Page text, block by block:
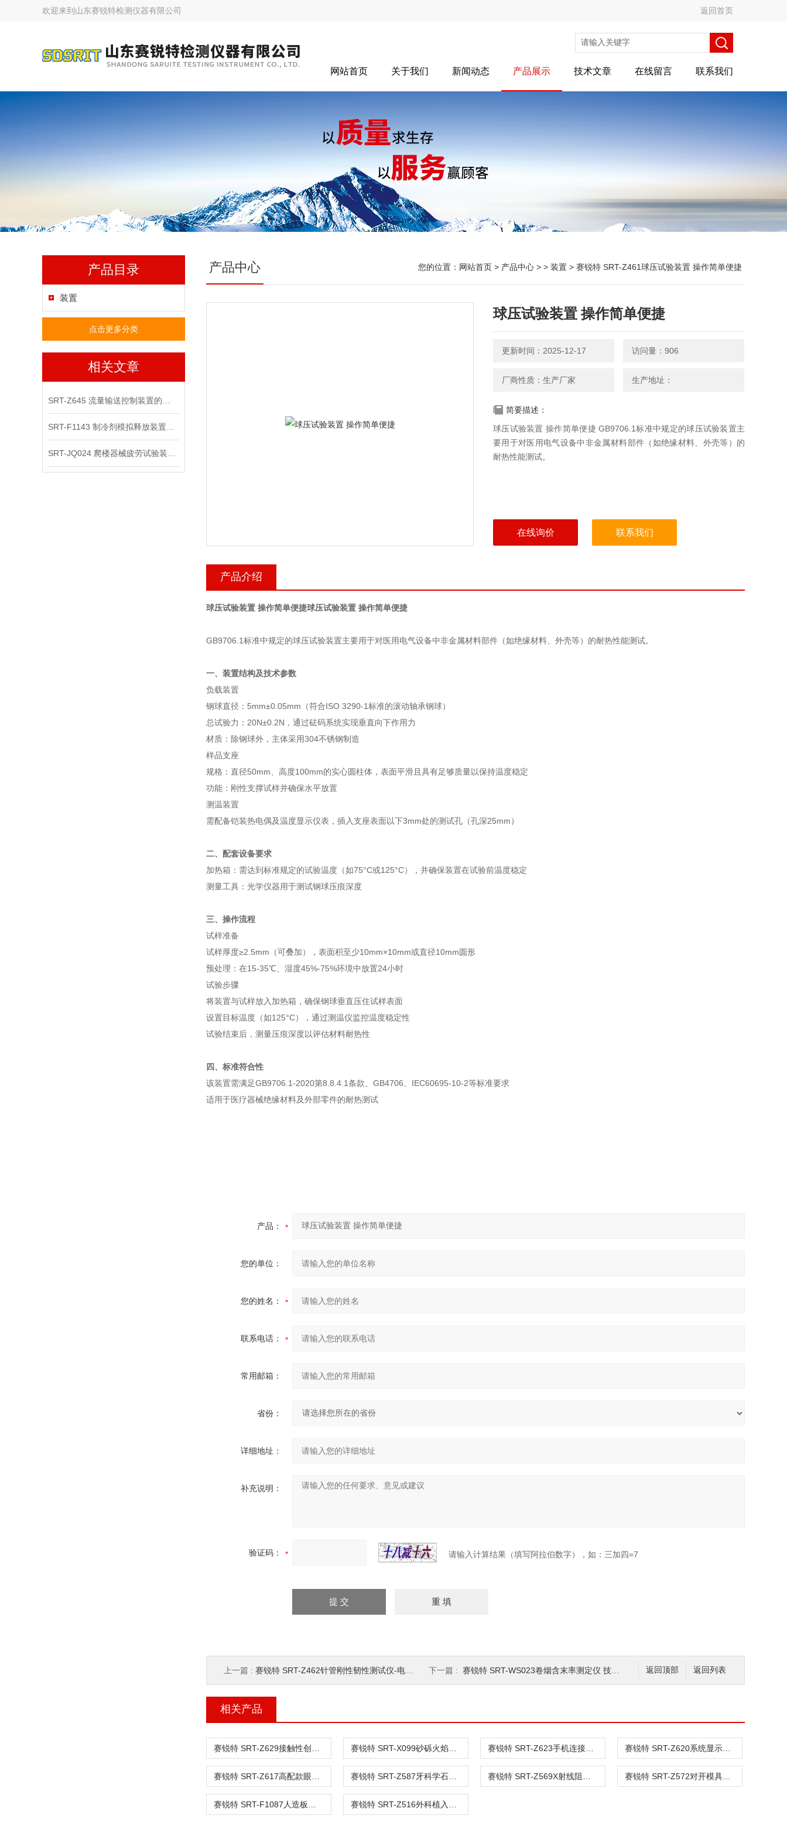
欢迎来到 山东赛锐特检测仪器有限公司 返回首页
网站首页 关于我们 新闻动态 产品展示 技术文章 在线留言 联系我们
产品目录
装置
点击更多分类
相关文章
产品中心 您的位置： 网站首页 > 产品中心 > > 装置 > 赛锐特 SRT-Z461球压试验装置 操作简单便捷
球压试验装置 操作简单便捷
更新时间：2025-12-17 访问量：906
厂商性质：生产厂家 生产地址：
简要描述：
球压试验装置 操作简单便捷 GB9706.1标准中规定的球压试验装置主
要用于对医用电气设备中非金属材料部件（如绝缘材料、外壳等）的
耐热性能测试。
在线询价 联系我们
产品介绍
球压试验装置 操作简单便捷球压试验装置 操作简单便捷
GB9706.1标准中规定的球压试验装置主要用于对医用电气设备中非金属材料部件（如绝缘材料、外壳等）的耐热性能测试。
一、装置结构及技术参数
‌负载装置‌
钢球直径：5mm±0.05mm（符合ISO 3290-1标准的滚动轴承钢球）‌
总试验力：20N±0.2N，通过砝码系统实现垂直向下作用力‌
材质：除钢球外，主体采用304不锈钢制造‌
‌样品支座‌
规格：直径50mm、高度100mm的实心圆柱体，表面平滑且具有足够质量以保持温度稳定‌
功能：刚性支撑试样并确保水平放置
‌测温装置‌
需配备铠装热电偶及温度显示仪表，插入支座表面以下3mm处的测试孔（孔深25mm）‌
二、配套设备要求
‌加热箱‌：需达到标准规定的试验温度（如75°C或125°C），并确保装置在试验前温度稳定‌
‌测量工具‌：光学仪器用于测试钢球压痕深度
三、操作流程
‌试样准备‌
试样厚度≥2.5mm（可叠加），表面积至少10mm×10mm或直径10mm圆形‌
预处理：在15-35℃、湿度45%-75%环境中放置24小时‌
‌试验步骤‌
将装置与试样放入加热箱，确保钢球垂直压住试样表面‌
设置目标温度（如125°C），通过测温仪监控温度稳定性‌
试验结束后，测量压痕深度以评估材料耐热性
四、标准符合性
该装置需满足GB9706.1-2020第8.8.4.1条款、GB4706、IEC60695-10-2等标准要求‌
适用于医疗器械绝缘材料及外部零件的耐热测试‌
产品：
您的单位：
您的姓名：
联系电话：
常用邮箱：
省份：
详细地址：
补充说明：
验证码： 请输入计算结果（填写阿拉伯数字），如：三加四=7
返回列表
返回顶部
上一篇 : 赛锐特 SRT-Z462针管刚性韧性测试仪-电脑版 技术操作 下一篇 : 赛锐特 SRT-WS023卷烟含末率测定仪 技术操作
相关产品